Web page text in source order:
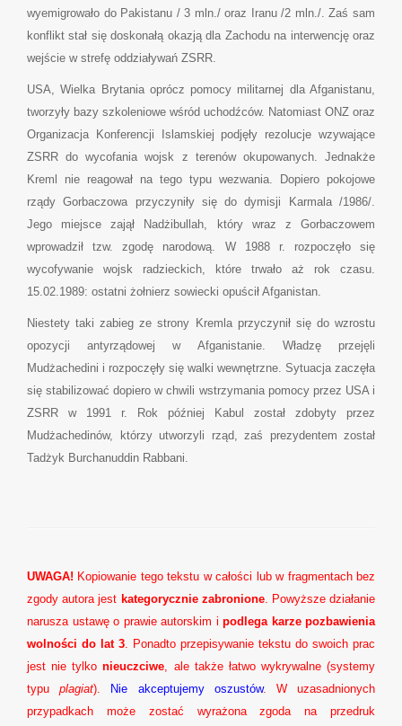
wyemigrowało do Pakistanu / 3 mln./ oraz Iranu /2 mln./. Zaś sam
konflikt stał się doskonałą okazją dla Zachodu na interwencję oraz
wejście w strefę oddziaływań ZSRR.
USA, Wielka Brytania oprócz pomocy militarnej dla Afganistanu,
tworzyły bazy szkoleniowe wśród uchodźców. Natomiast ONZ oraz
Organizacja Konferencji Islamskiej podjęły rezolucje wzywające
ZSRR do wycofania wojsk z terenów okupowanych. Jednakże
Kreml nie reagował na tego typu wezwania. Dopiero pokojowe
rządy Gorbaczowa przyczyniły się do dymisji Karmala /1986/.
Jego miejsce zajął Nadżibullah, który wraz z Gorbaczowem
wprowadził tzw. zgodę narodową. W 1988 r. rozpoczęło się
wycofywanie wojsk radzieckich, które trwało aż rok czasu.
15.02.1989: ostatni żołnierz sowiecki opuścił Afganistan.
Niestety taki zabieg ze strony Kremla przyczynił się do wzrostu
opozycji antyrządowej w Afganistanie. Władzę przejęli
Mudżachedini i rozpoczęły się walki wewnętrzne. Sytuacja zaczęła
się stabilizować dopiero w chwili wstrzymania pomocy przez USA i
ZSRR w 1991 r. Rok później Kabul został zdobyty przez
Mudżachedinów, którzy utworzyli rząd, zaś prezydentem został
Tadżyk Burchanuddin Rabbani.
UWAGA! Kopiowanie tego tekstu w całości lub w fragmentach bez
zgody autora jest kategorycznie zabronione. Powyższe działanie
narusza ustawę o prawie autorskim i podlega karze pozbawienia
wolności do lat 3. Ponadto przepisywanie tekstu do swoich prac
jest nie tylkonieuczciwe, ale także łatwo wykrywalne (systemy
typuplagiat). Nie akceptujemy oszustów. W uzasadnionych
przypadkach może zostać wyrażona zgoda na przedruk